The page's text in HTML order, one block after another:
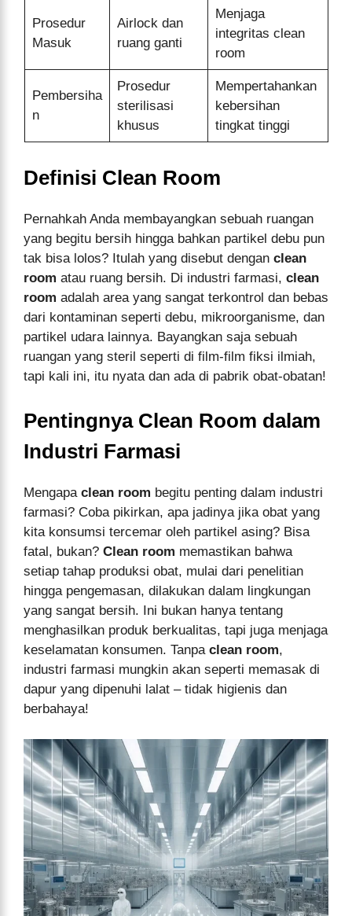
Prosedur
Masuk
Airlock dan
ruang ganti
Menjaga
integritas clean
room
Pembersiha
n
Prosedur
sterilisasi
khusus
Mempertahankan
kebersihan
tingkat tinggi
Definisi Clean Room
Pernahkah Anda membayangkan sebuah ruangan
yang begitu bersih hingga bahkan partikel debu pun
tak bisa lolos? Itulah yang disebut dengan clean
room atau ruang bersih. Di industri farmasi, clean
room adalah area yang sangat terkontrol dan bebas
dari kontaminan seperti debu, mikroorganisme, dan
partikel udara lainnya. Bayangkan saja sebuah
ruangan yang steril seperti di film-film fiksi ilmiah,
tapi kali ini, itu nyata dan ada di pabrik obat-obatan!
Pentingnya Clean Room dalam
Industri Farmasi
Mengapa clean room begitu penting dalam industri
farmasi? Coba pikirkan, apa jadinya jika obat yang
kita konsumsi tercemar oleh partikel asing? Bisa
fatal, bukan? Clean room memastikan bahwa
setiap tahap produksi obat, mulai dari penelitian
hingga pengemasan, dilakukan dalam lingkungan
yang sangat bersih. Ini bukan hanya tentang
menghasilkan produk berkualitas, tapi juga menjaga
keselamatan konsumen. Tanpa clean room,
industri farmasi mungkin akan seperti memasak di
dapur yang dipenuhi lalat – tidak higienis dan
berbahaya!